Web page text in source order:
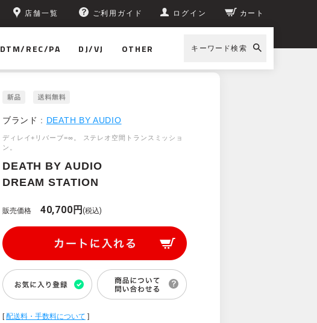
店舗一覧 ご利用ガイド ログイン カート
DTM/REC/PA DJ/VJ OTHER キーワード検索
ブランド : DEATH BY AUDIO
ディレイ+リバーブ=∞。 ステレオ空間トランスミッショ
ン。
DEATH BY AUDIO
DREAM STATION
販売価格 40,700円(税込)
[配送料・手数料について ]